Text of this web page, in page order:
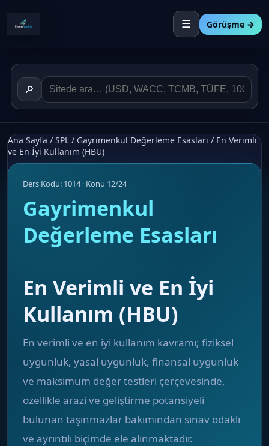
☰ Görüşme →
🔎
Ana Sayfa / SPL / Gayrimenkul Değerleme Esasları / En Verimli
ve En İyi Kullanım (HBU)
Ders Kodu: 1014 · Konu 12/24
Gayrimenkul
Değerleme Esasları
En Verimli ve En İyi
Kullanım (HBU)
En verimli ve en iyi kullanım kavramı; fiziksel
uygunluk, yasal uygunluk, finansal uygunluk
ve maksimum değer testleri çerçevesinde,
özellikle arazi ve geliştirme potansiyeli
bulunan taşınmazlar bakımından sınav odaklı
ve ayrıntılı biçimde ele alınmaktadır.